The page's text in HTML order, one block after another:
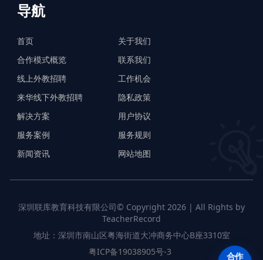
导航
首页
合作模式概览
线上外教招聘
来华线下外教招聘
解决方案
服务案例
新闻资讯
关于我们
联系我们
工作机会
隐私政策
用户协议
服务规则
网站地图
深圳联库教育科技有限公司© Copyright 2026 | All Rights by
TeacherRecord
地址：深圳市南山区粤海街道大冲商务中心B座3310室
粤ICP备19038905号-3
合作